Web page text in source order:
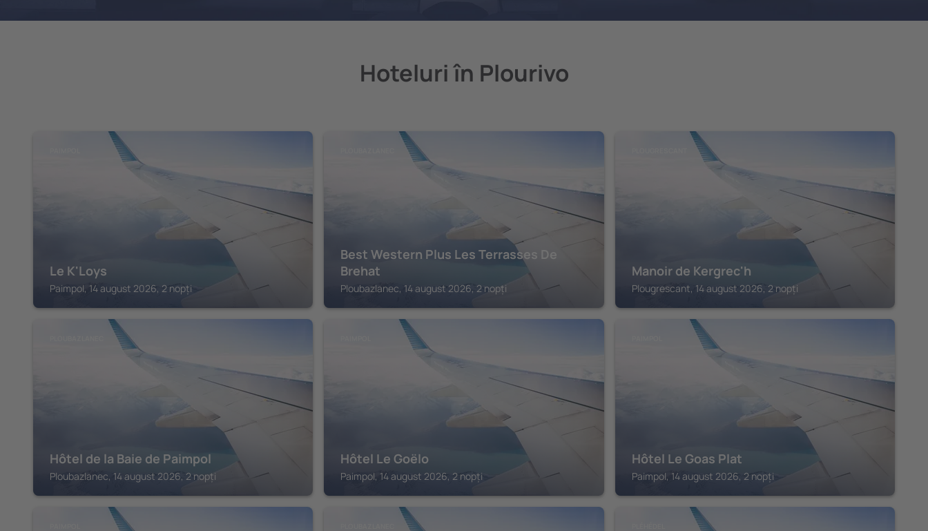
Hoteluri în Plourivo
Le K'Loys
Paimpol, 14 august 2026, 2 nopți
Best Western Plus Les Terrasses De
Brehat
Ploubazlanec, 14 august 2026, 2 nopți
Manoir de Kergrec'h
Plougrescant, 14 august 2026, 2 nopți
Hôtel de la Baie de Paimpol
Ploubazlanec, 14 august 2026, 2 nopți
Hôtel Le Goëlo
Paimpol, 14 august 2026, 2 nopți
Hôtel Le Goas Plat
Paimpol, 14 august 2026, 2 nopți